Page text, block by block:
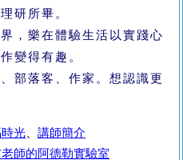
研所畢。
，樂在體驗生活以實踐心
變得有趣。
部落客、作家。想認識更
光
講師簡介
老師的阿德勒實驗室